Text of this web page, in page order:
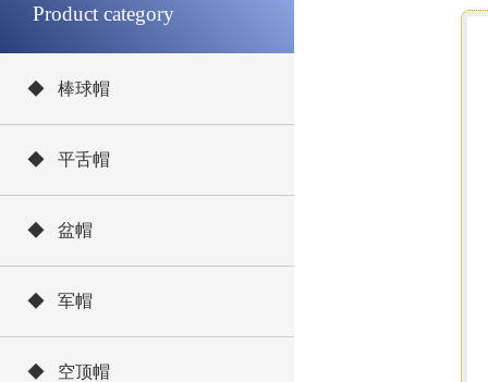
Product category
◆ 棒球帽
◆ 平舌帽
◆ 盆帽
◆ 军帽
◆ 空顶帽